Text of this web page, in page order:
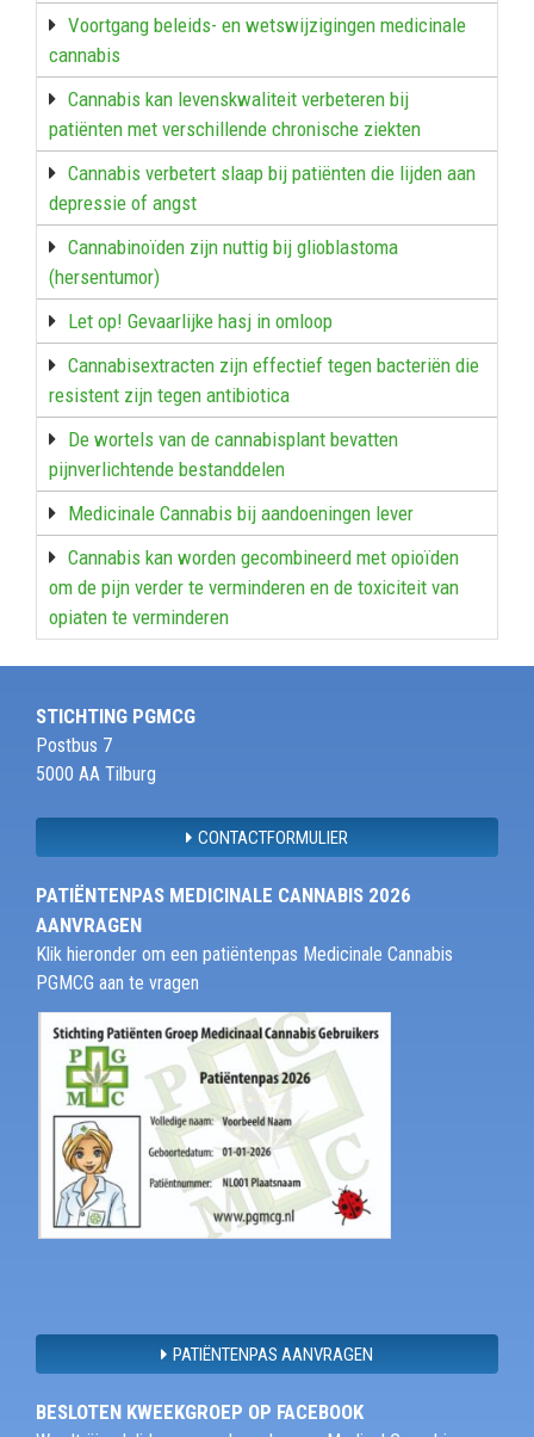
Voortgang beleids- en wetswijzigingen medicinale
cannabis
Cannabis kan levenskwaliteit verbeteren bij
patiënten met verschillende chronische ziekten
Cannabis verbetert slaap bij patiënten die lijden aan
depressie of angst
Cannabinoïden zijn nuttig bij glioblastoma
(hersentumor)
Let op! Gevaarlijke hasj in omloop
Cannabisextracten zijn effectief tegen bacteriën die
resistent zijn tegen antibiotica
De wortels van de cannabisplant bevatten
pijnverlichtende bestanddelen
Medicinale Cannabis bij aandoeningen lever
Cannabis kan worden gecombineerd met opioïden
om de pijn verder te verminderen en de toxiciteit van
opiaten te verminderen
STICHTING PGMCG
Postbus 7
5000 AA Tilburg
CONTACTFORMULIER
PATIËNTENPAS MEDICINALE CANNABIS 2026
AANVRAGEN
Klik hieronder om een patiëntenpas Medicinale Cannabis
PGMCG aan te vragen
PATIËNTENPAS AANVRAGEN
BESLOTEN KWEEKGROEP OP FACEBOOK